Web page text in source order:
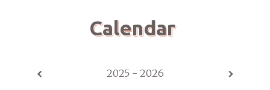
Calendar
2025 - 2026